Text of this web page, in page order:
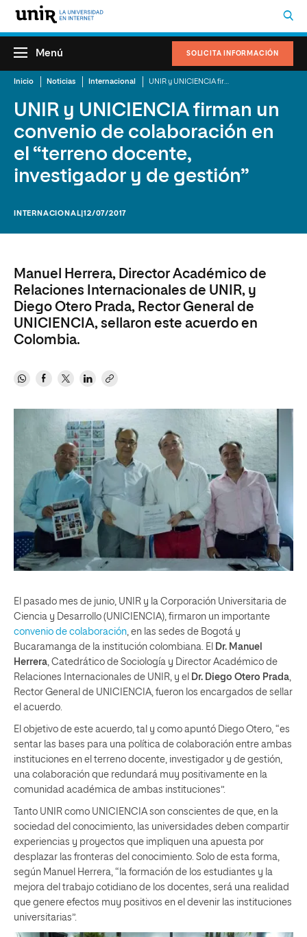
SOLICITA INFORMACIÓN
Menú
Inicio Noticias Internacional
UNIR y UNICIENCIA firman un
convenio de colaboración en
el “terreno docente,
investigador y de gestión”
INTERNACIONAL |12/07/2017
Manuel Herrera, Director Académico de
Relaciones Internacionales de UNIR, y
Diego Otero Prada, Rector General de
UNICIENCIA, sellaron este acuerdo en
Colombia.
El pasado mes de junio, UNIR y la Corporación Universitaria de
Ciencia y Desarrollo (UNICIENCIA), firmaron un importante
convenio de colaboración, en las sedes de Bogotá y
Bucaramanga de la institución colombiana. El Dr. Manuel
Herrera, Catedrático de Sociología y Director Académico de
Relaciones Internacionales de UNIR, y el Dr. Diego Otero Prada,
Rector General de UNICIENCIA, fueron los encargados de sellar
el acuerdo.
El objetivo de este acuerdo, tal y como apuntó Diego Otero, “es
sentar las bases para una política de colaboración entre ambas
instituciones en el terreno docente, investigador y de gestión,
una colaboración que redundará muy positivamente en la
comunidad académica de ambas instituciones”.
Tanto UNIR como UNICIENCIA son conscientes de que, en la
sociedad del conocimiento, las universidades deben compartir
experiencias y proyectos que impliquen una apuesta por
desplazar las fronteras del conocimiento. Solo de esta forma,
según Manuel Herrera, “la formación de los estudiantes y la
mejora del trabajo cotidiano de los docentes, será una realidad
que genere efectos muy positivos en el devenir las instituciones
universitarias”.